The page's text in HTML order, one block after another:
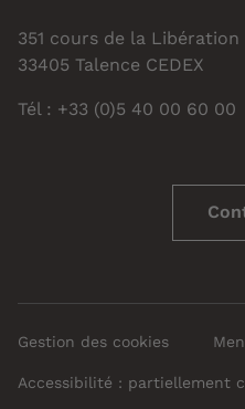
351 cours de la Libération
33405 Talence CEDEX
Tél : +33 (0)5 40 00 60 00
Gestion des cookies
Accessibilité : partiellement